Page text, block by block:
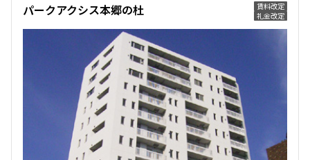
賃料改定
礼金改定
パークアクシス本郷の杜